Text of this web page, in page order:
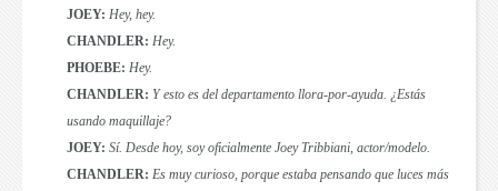
JOEY: Hey, hey.
CHANDLER: Hey.
PHOEBE: Hey.
CHANDLER: Y esto es del departamento llora-por-ayuda. ¿Estás
usando maquillaje?
JOEY: Sí. Desde hoy, soy oficialmente Joey Tribbiani, actor/modelo.
CHANDLER: Es muy curioso, porque estaba pensando que luces más